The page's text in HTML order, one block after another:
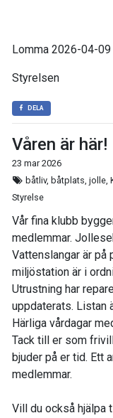
Lomma 2026-04-09
Styrelsen
DELA
Våren är här!
23 mar 2026
båtliv, båtplats, jolle,
Styrelse
Vår fina klubb
medlemmar.
Vattenslangar är på
miljöstation är i
Utrustning har
uppdaterats. Listan
Härliga vårdagar
Tack till er som
bjuder på er tid. Ett
medlemmar.
Vill du också hjälpa